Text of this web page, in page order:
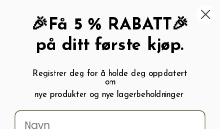
My wishlist ( 0
Menu Søk Logg inn Handlevogn
Hjem
KING H
🎉Få 5 % RABATT🎉
på ditt første kjøp.
Registrer deg for å holde deg oppdatert
om
nye produkter og nye lagerbeholdninger